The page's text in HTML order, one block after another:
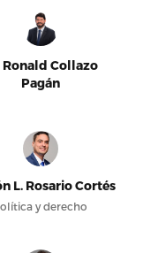
Ronald Collazo
Pagán
L. Rosario Cortés
y derecho